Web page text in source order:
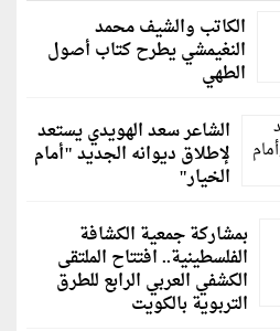
الكاتب والشيف محمد
النغيمشي يطرح كتاب أصول
الطهي
الشاعر سعد الهويدي يستعد
لإطلاق ديوانه الجديد "أمام
الخيار"
بمشاركة جمعية الكشافة
الفلسطينية.. افتتاح الملتقى
الكشفي العربي الرابع للطرق
التربوية بالكويت